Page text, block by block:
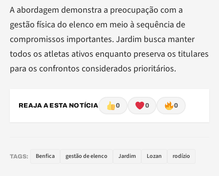
A abordagem demonstra a preocupação com a
gestão física do elenco em meio à sequência de
compromissos importantes. Jardim busca manter
todos os atletas ativos enquanto preserva os titulares
para os confrontos considerados prioritários.
REAJA A ESTA NOTÍCIA 0 0 0
TAGS: Benfica gestão de elenco Jardim Lozan rodízio